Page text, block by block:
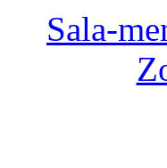
Sala-